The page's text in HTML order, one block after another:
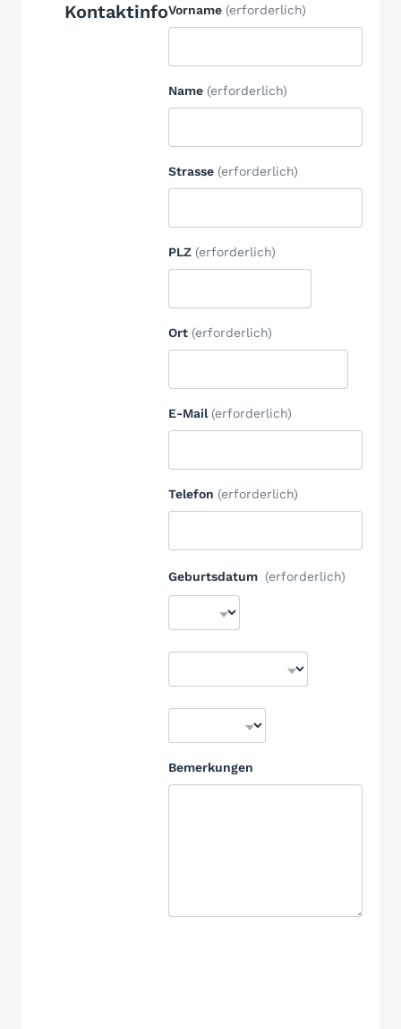
KontaktinfoVorname (erforderlich)
Name (erforderlich)
Strasse (erforderlich)
PLZ (erforderlich)
Ort (erforderlich)
E-Mail (erforderlich)
Telefon (erforderlich)
Geburtsdatum (erforderlich)
Bemerkungen